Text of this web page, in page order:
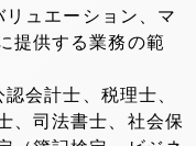
ュエーション、マ
提供する業務の範
会計士、税理士、
、司法書士、社会保